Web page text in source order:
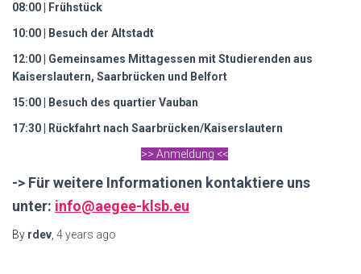
08:00 | Frühstück
10:00 | Besuch der Altstadt
12:00 | Gemeinsames Mittagessen mit Studierenden aus
Kaiserslautern, Saarbrücken und Belfort
15:00 |
Besuch des quartier Vauban
17:30 | Rückfahrt nach Saarbrücken/Kaiserslautern
>> Anmeldung <<
-> Für weitere Informationen kontaktiere uns
unter: info@aegee-klsb.eu
By rdev 4 years ago